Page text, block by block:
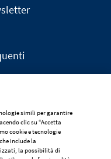
simili per garantire
clic su “Accetta
cookie e tecnologie
include la
la possibilità di